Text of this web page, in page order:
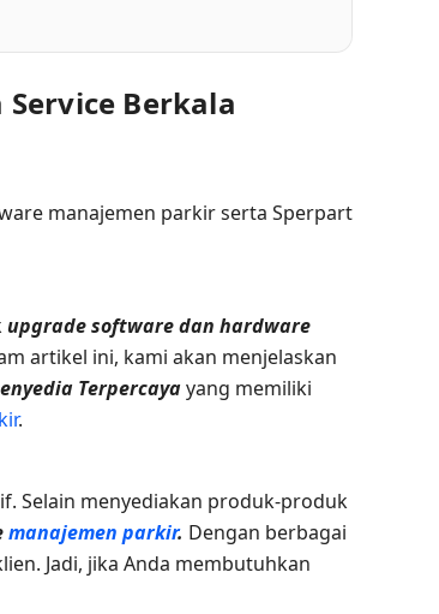
Berkala
upgrade software dan hardware
artikel ini, kami akan menjelaskan
Terpercayayang memiliki
.
Selain menyediakan produk-produk
manajemen parkir. Dengan berbagai
Jadi, jika Anda membutuhkan